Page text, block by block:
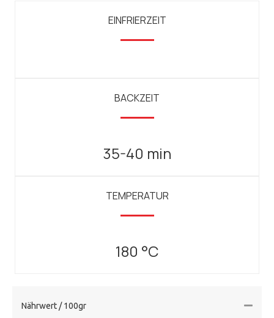
EINFRIERZEIT
BACKZEIT
35-40 min
TEMPERATUR
180 °C
Nährwert / 100gr